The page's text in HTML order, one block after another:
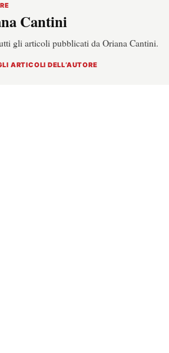
Cantini
gli articoli pubblicati da Oriana Cantini.
ARTICOLI DELL’AUTORE